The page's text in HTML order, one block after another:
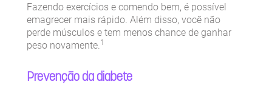
Fazendo exercícios e comendo bem, é possível
emagrecer mais rápido. Além disso, você não
perde músculos e tem menos chance de ganhar
peso novamente.1
Prevenção da diabete